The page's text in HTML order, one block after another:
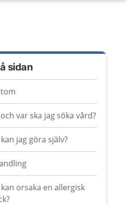
sidan
var ska jag söka vård?
jag göra själv?
orsaka en allergisk